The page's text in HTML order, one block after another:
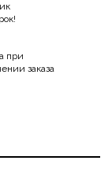
при
заказа